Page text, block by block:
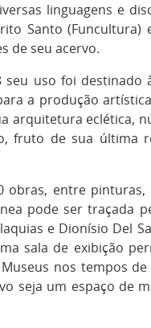
linguagens e
Santo
de seu acervo.
uso foi destinado
a produção
arquitetura eclética,
fruto de sua última
entre pinturas,
pode ser traçada
e Dionísio Del
sala de exibição
nos tempos
seja um espaço de